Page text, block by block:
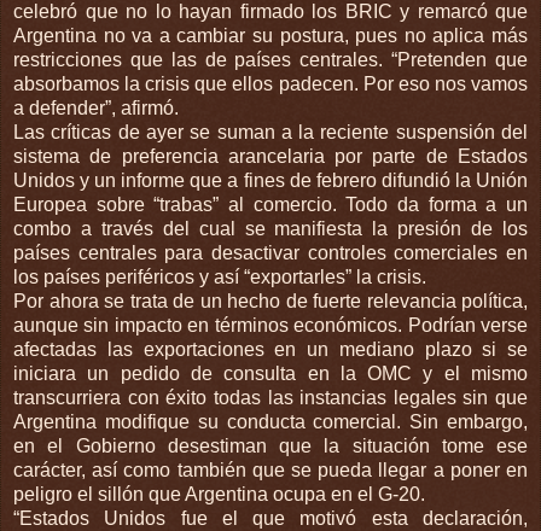
celebró que no lo hayan firmado los BRIC y remarcó que
Argentina no va a cambiar su postura, pues no aplica más
restricciones que las de países centrales. “Pretenden que
absorbamos la crisis que ellos padecen. Por eso nos vamos
a defender”, afirmó.
Las críticas de ayer se suman a la reciente suspensión del
sistema de preferencia arancelaria por parte de Estados
Unidos y un informe que a fines de febrero difundió la Unión
Europea sobre “trabas” al comercio. Todo da forma a un
combo a través del cual se manifiesta la presión de los
países centrales para desactivar controles comerciales en
los países periféricos y así “exportarles” la crisis.
Por ahora se trata de un hecho de fuerte relevancia política,
aunque sin impacto en términos económicos. Podrían verse
afectadas las exportaciones en un mediano plazo si se
iniciara un pedido de consulta en la OMC y el mismo
transcurriera con éxito todas las instancias legales sin que
Argentina modifique su conducta comercial. Sin embargo,
en el Gobierno desestiman que la situación tome ese
carácter, así como también que se pueda llegar a poner en
peligro el sillón que Argentina ocupa en el G-20.
“Estados Unidos fue el que motivó esta declaración,